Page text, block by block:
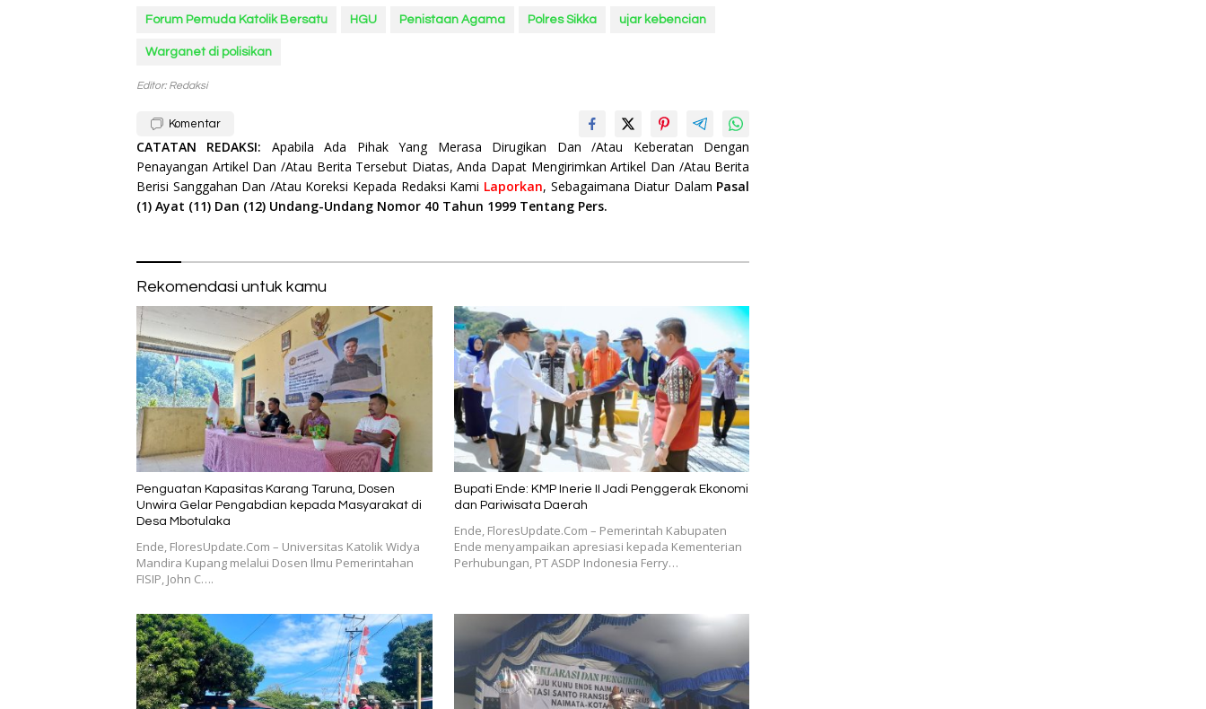
Forum Pemuda Katolik Bersatu HGU Penistaan Agama Polres Sikka ujar kebencian
Warganet di polisikan
Editor: Redaksi
Komentar
CATATAN REDAKSI: Apabila Ada Pihak Yang Merasa Dirugikan Dan /Atau Keberatan Dengan
Penayangan Artikel Dan /Atau Berita Tersebut Diatas, Anda Dapat Mengirimkan Artikel Dan /Atau Berita
Berisi Sanggahan Dan /Atau Koreksi Kepada Redaksi Kami Laporkan, Sebagaimana Diatur Dalam Pasal
(1) Ayat (11) Dan (12) Undang-Undang Nomor 40 Tahun 1999 Tentang Pers.
Rekomendasi untuk kamu
Penguatan Kapasitas Karang Taruna, Dosen
Unwira Gelar Pengabdian kepada Masyarakat di
Desa Mbotulaka
Ende, FloresUpdate.Com – Universitas Katolik Widya
Mandira Kupang melalui Dosen Ilmu Pemerintahan
FISIP, John C….
Bupati Ende: KMP Inerie II Jadi Penggerak Ekonomi
dan Pariwisata Daerah
Ende, FloresUpdate.Com – Pemerintah Kabupaten
Ende menyampaikan apresiasi kepada Kementerian
Perhubungan, PT ASDP Indonesia Ferry…